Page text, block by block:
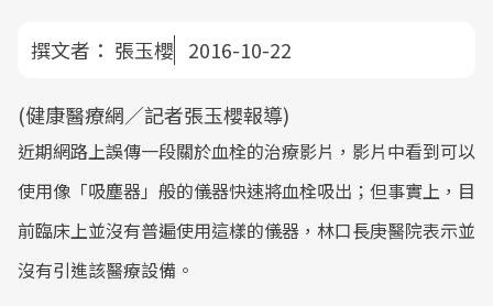
撰文者： 張玉櫻 2016-10-22
(健康醫療網／記者張玉櫻報導)
近期網路上誤傳一段關於血栓的治療影片，影片中看到可以
使用像「吸塵器」般的儀器快速將血栓吸出；但事實上，目
前臨床上並沒有普遍使用這樣的儀器，林口長庚醫院表示並
沒有引進該醫療設備。